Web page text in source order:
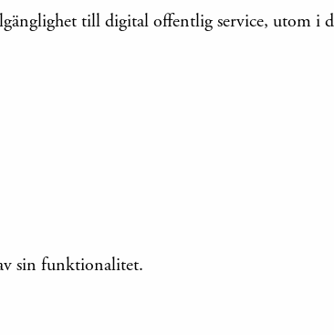
till digital offentlig service, utom i
sin funktionalitet.